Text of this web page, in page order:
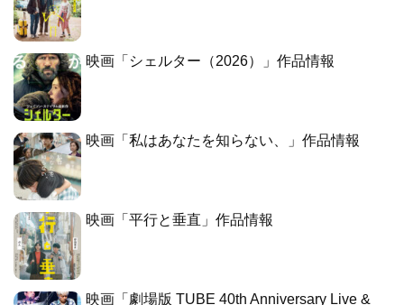
映画「シェルター（2026）」作品情報
映画「私はあなたを知らない、」作品情報
映画「平行と垂直」作品情報
映画「劇場版 TUBE 40th Anniversary Live &